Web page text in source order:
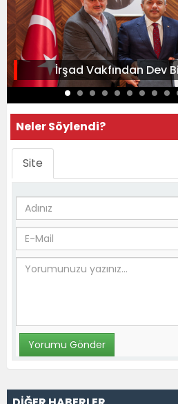
İrşad Vakfından Dev
Neler Söylendi?
Site